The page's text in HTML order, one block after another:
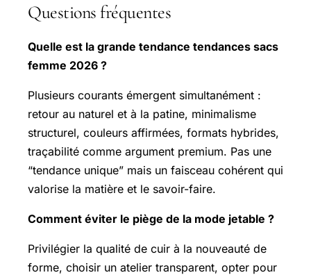
Questions fréquentes
Quelle est la grande tendance tendances sacs
femme 2026 ?
Plusieurs courants émergent simultanément :
retour au naturel et à la patine, minimalisme
structurel, couleurs affirmées, formats hybrides,
traçabilité comme argument premium. Pas une
“tendance unique” mais un faisceau cohérent qui
valorise la matière et le savoir-faire.
Comment éviter le piège de la mode jetable ?
Privilégier la qualité de cuir à la nouveauté de
forme, choisir un atelier transparent, opter pour